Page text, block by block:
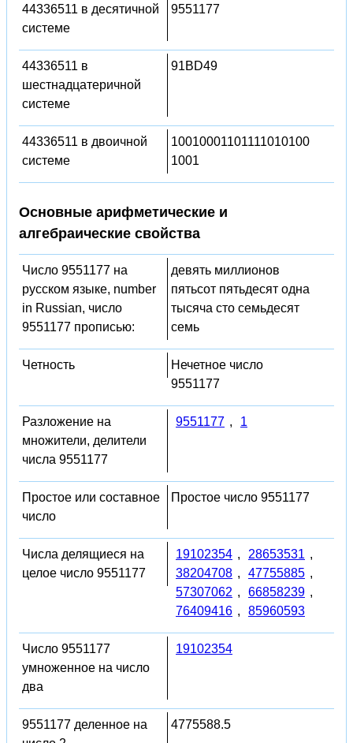
44336511 в десятичной
системе
9551177
44336511 в
шестнадцатеричной
системе
91BD49
44336511 в двоичной
системе
10010001101111010100
1001
Основные арифметические и
алгебраические свойства
Число 9551177 на
русском языке, number
in Russian, число
9551177 прописью:
девять миллионов
пятьсот пятьдесят одна
тысяча сто семьдесят
семь
Четность
Нечетное число
9551177
Разложение на
множители, делители
числа 9551177
9551177 , 1
Простое или составное
число
Простое число 9551177
Числа делящиеся на
целое число 9551177
19102354 , 28653531 ,
38204708 , 47755885 ,
57307062 , 66858239 ,
76409416 , 85960593
Число 9551177
умноженное на число
два
19102354
9551177 деленное на
4775588.5